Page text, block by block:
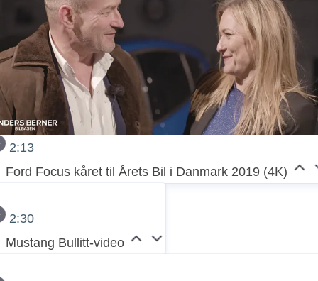
2:13
Ford Focus kåret til Årets Bil i Danmark 2019 (4K)
2:30
Mustang Bullitt-video